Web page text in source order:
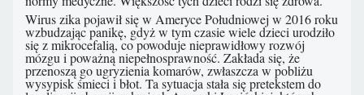
Wirus zika pojawił się w Ameryce Południowej w 2016 roku
wzbudzając panikę, gdyż w tym czasie wiele dzieci urodziło
się z mikrocefalią, co powoduje nieprawidłowy rozwój
mózgu i poważną niepełnosprawność. Zakłada się, że
przenoszą go ugryzienia komarów, zwłaszcza w pobliżu
wysypisk śmieci i błot. Ta sytuacja stała się pretekstem do